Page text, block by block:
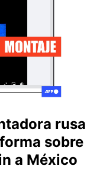
rusa
sobre
a México